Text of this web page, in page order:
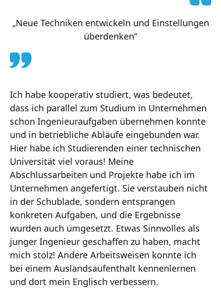
„Neue Techniken entwickeln und Einstellungen
überdenken“
Ich habe kooperativ studiert, was bedeutet,
dass ich parallel zum Studium in Unternehmen
schon Ingenieuraufgaben übernehmen konnte
und in betriebliche Abläufe eingebunden war.
Hier habe ich Studierenden einer technischen
Universität viel voraus! Meine
Abschlussarbeiten und Projekte habe ich im
Unternehmen angefertigt. Sie verstauben nicht
in der Schublade, sondern entsprangen
konkreten Aufgaben, und die Ergebnisse
wurden auch umgesetzt. Etwas Sinnvolles als
junger Ingenieur geschaffen zu haben, macht
mich stolz! Andere Arbeitsweisen konnte ich
bei einem Auslandsaufenthalt kennenlernen
und dort mein Englisch verbessern.